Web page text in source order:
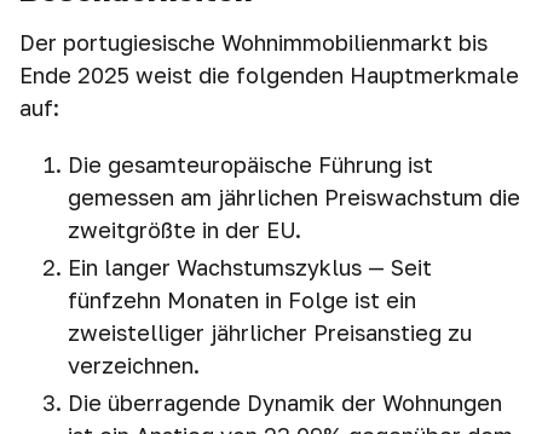
Der portugiesische Wohnimmobilienmarkt bis
Ende 2025 weist die folgenden Hauptmerkmale
auf:
Die gesamteuropäische Führung ist
gemessen am jährlichen Preiswachstum die
zweitgrößte in der EU.
Ein langer Wachstumszyklus — Seit
fünfzehn Monaten in Folge ist ein
zweistelliger jährlicher Preisanstieg zu
verzeichnen.
Die überragende Dynamik der Wohnungen